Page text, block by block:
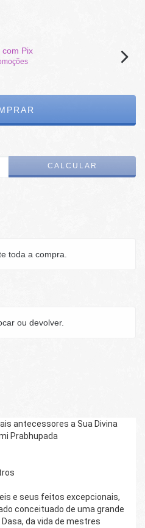
com Pix
CALCULAR
toda a compra.
ou devolver.
antecessores a Sua Divina
Prabhupada
e seus feitos excepcionais,
conceituado de uma grande
da vida de mestres